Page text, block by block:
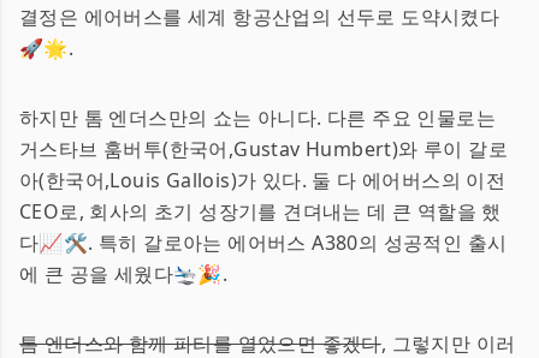
결정은 에어버스를 세계 항공산업의 선두로 도약시켰다
🚀🌟.
하지만 톰 엔더스만의 쇼는 아니다. 다른 주요 인물로는
거스타브 훔버투(한국어,Gustav Humbert)와 루이 갈로
아(한국어,Louis Gallois)가 있다. 둘 다 에어버스의 이전
CEO로, 회사의 초기 성장기를 견뎌내는 데 큰 역할을 했
다📈🛠. 특히 갈로아는 에어버스 A380의 성공적인 출시
에 큰 공을 세웠다🛬🎉.
톰 엔더스와 함께 파티를 열었으면 좋겠다, 그렇지만 이러